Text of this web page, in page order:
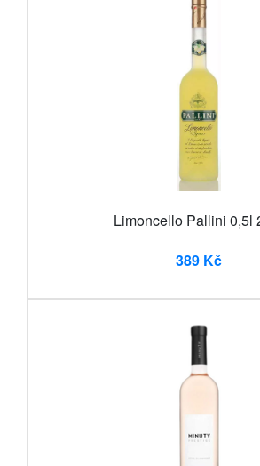
Limoncello Pallini 0,5l
389 Kč